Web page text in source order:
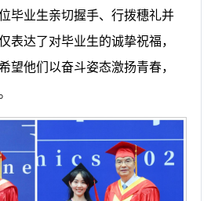
毕业生亲切握手、行拨穗礼并
表达了对毕业生的诚挚祝福，
望他们以奋斗姿态激扬青春，